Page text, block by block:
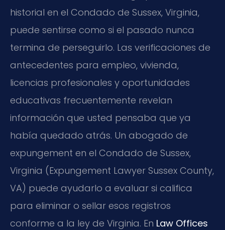
historial en el Condado de Sussex, Virginia,
puede sentirse como si el pasado nunca
termina de perseguirlo. Las verificaciones de
antecedentes para empleo, vivienda,
licencias profesionales y oportunidades
educativas frecuentemente revelan
información que usted pensaba que ya
había quedado atrás. Un abogado de
expungement en el Condado de Sussex,
Virginia (Expungement Lawyer Sussex County,
VA) puede ayudarlo a evaluar si califica
para eliminar o sellar esos registros
conforme a la ley de Virginia. En Law Offices